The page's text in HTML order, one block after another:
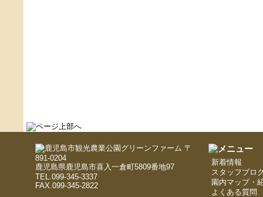
〒
891-0204
鹿児島県鹿児島市喜入一倉町5809番地97
TEL.099-345-3337
FAX.099-345-2822
新着情報
スタッフブロ
園内マップ・
よくある質問